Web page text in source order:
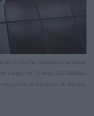
(ICSCYL),Instituto de la Salud;
sangre de 19 años; SOCIEDAD;
de Donación de Sangre,